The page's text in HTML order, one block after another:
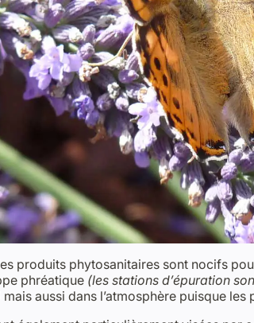
produits phytosanitaires sont nocifs
phréatique (les stations d’épuration
mais aussi dans l’atmosphère puisque